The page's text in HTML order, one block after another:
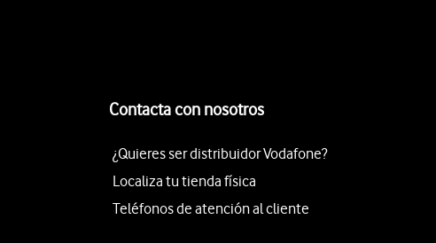
Contacta con nosotros
¿Quieres ser distribuidor Vodafone?
Localiza tu tienda física
Teléfonos de atención al cliente